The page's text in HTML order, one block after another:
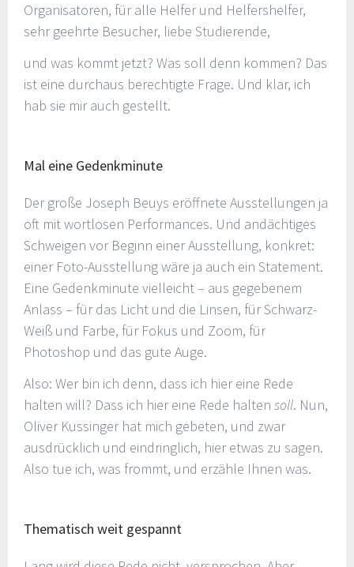
Organisatoren, für alle Helfer und Helfershelfer,
sehr geehrte Besucher, liebe Studierende,
und was kommt jetzt? Was soll denn kommen? Das
ist eine durchaus berechtigte Frage. Und klar, ich
hab sie mir auch gestellt.
Mal eine Gedenkminute
Der große Joseph Beuys eröffnete Ausstellungen ja
oft mit wortlosen Performances. Und andächtiges
Schweigen vor Beginn einer Ausstellung, konkret:
einer Foto-Ausstellung wäre ja auch ein Statement.
Eine Gedenkminute vielleicht – aus gegebenem
Anlass – für das Licht und die Linsen, für Schwarz-
Weiß und Farbe, für Fokus und Zoom, für
Photoshop und das gute Auge.
Also: Wer bin ich denn, dass ich hier eine Rede
halten will? Dass ich hier eine Rede halten soll. Nun,
Oliver Kussinger hat mich gebeten, und zwar
ausdrücklich und eindringlich, hier etwas zu sagen.
Also tue ich, was frommt, und erzähle Ihnen was.
Thematisch weit gespannt